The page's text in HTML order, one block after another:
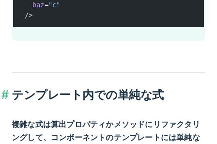
  baz
="c"
/>
テンプレート内での単純な式
複雑な式は算出プロパティかメソッドにリファクタリ
ングして、コンポーネントのテンプレートには単純な